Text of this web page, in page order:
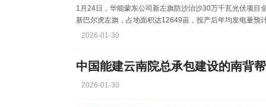
1月24日，华能蒙东公司新左旗防沙治沙30万千瓦光伏项目
新巴尔虎左旗，占地面积达12649亩，投产后年均发电量
2026-01-30
中国能建云南院总承包建设的南背
2026-01-30